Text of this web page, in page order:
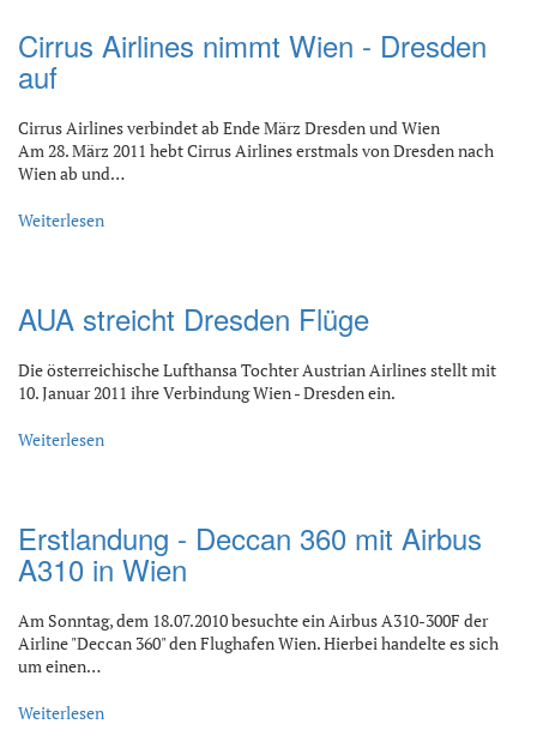
Cirrus Airlines nimmt Wien - Dresden
auf
Cirrus Airlines verbindet ab Ende März Dresden und Wien
Am 28. März 2011 hebt Cirrus Airlines erstmals von Dresden nach
Wien ab und…
Weiterlesen
AUA streicht Dresden Flüge
Die österreichische Lufthansa Tochter Austrian Airlines stellt mit
10. Januar 2011 ihre Verbindung Wien - Dresden ein.
Weiterlesen
Erstlandung - Deccan 360 mit Airbus
A310 in Wien
Am Sonntag, dem 18.07.2010 besuchte ein Airbus A310-300F der
Airline "Deccan 360" den Flughafen Wien. Hierbei handelte es sich
um einen…
Weiterlesen